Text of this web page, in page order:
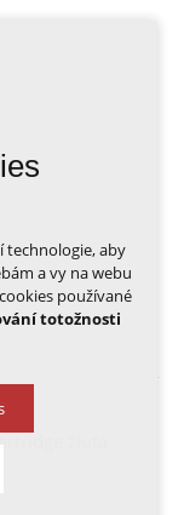
technologie, aby
a vy na webu
používané
totožnosti